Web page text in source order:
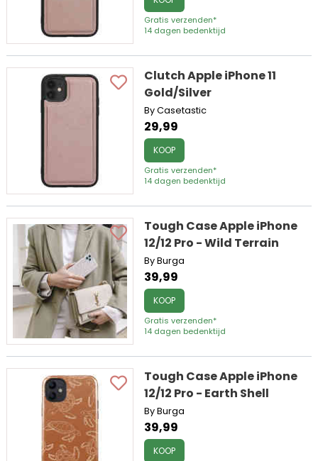
Gratis verzenden*
14 dagen bedenktijd
Clutch Apple iPhone 11
Gold/Silver
By Casetastic
29,99
KOOP
Gratis verzenden*
14 dagen bedenktijd
Tough Case Apple iPhone
12/12 Pro - Wild Terrain
By Burga
39,99
KOOP
Gratis verzenden*
14 dagen bedenktijd
Tough Case Apple iPhone
12/12 Pro - Earth Shell
By Burga
39,99
KOOP